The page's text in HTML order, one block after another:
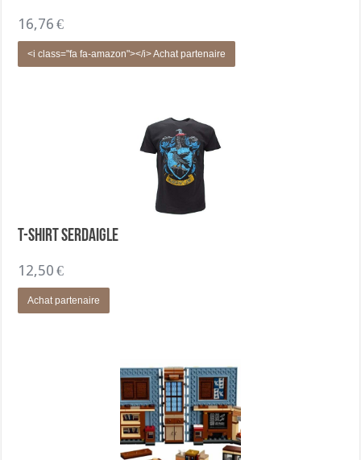
16,76 €
<i class="fa fa-amazon"></i> Achat partenaire
T-shirt Serdaigle
12,50 €
Achat partenaire